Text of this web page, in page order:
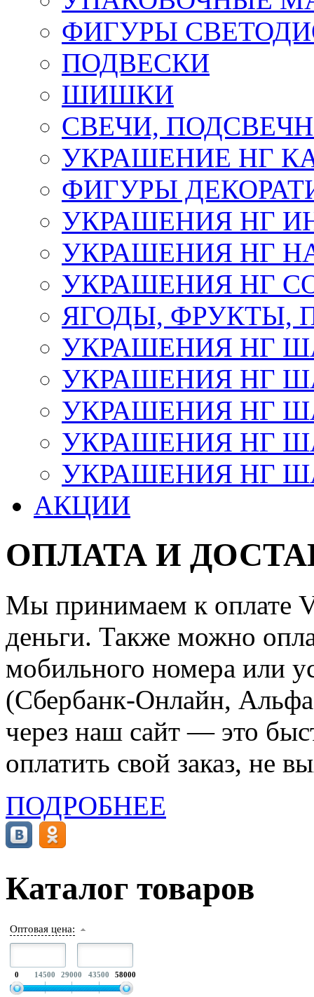
ФИГУРЫ
ПОДВЕСКИ
ШИШКИ
СВЕЧИ,
УКРАШЕНИЕ НГ
ФИГУРЫ
УКРАШЕНИЯ НГ
УКРАШЕНИЯ НГ
УКРАШЕНИЯ НГ
ЯГОДЫ, ФРУКТЫ,
УКРАШЕНИЯ НГ
УКРАШЕНИЯ НГ
УКРАШЕНИЯ НГ
УКРАШЕНИЯ НГ
УКРАШЕНИЯ НГ
АКЦИИ
ОПЛАТА И
Мы принимаем к оплате
деньги. Также можно
мобильного номера или
(Сбербанк-Онлайн,
через наш сайт — это
оплатить свой заказ, не
ПОДРОБНЕЕ
Каталог товаров
Оптовая цена:
0 14500 29000 43500 58000